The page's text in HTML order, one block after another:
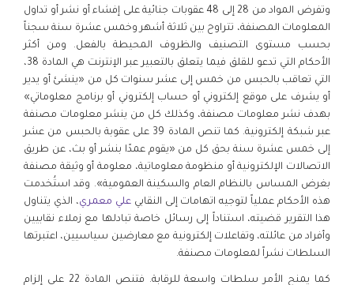
وتفرض المواد من 28 إلى 48 عقوبات جنائية على إفشاء أو نشر أو تداول
المعلومات المصنفة، تتراوح بين ثلاثة أشهر وخمس عشرة سنة سجناً
بحسب مستوى التصنيف والظروف المحيطة بالفعل. ومن أكثر
الأحكام التي تدعو للقلق فيما يتعلق بالتعبير عبر الإنترنت هي المادة 38،
التي تعاقب بالحبس من خمس إلى عشر سنوات كل من «ينشئ أو يدير
أو يشرف على موقع إلكتروني أو حساب إلكتروني أو برنامج معلوماتي»
بهدف نشر معلومات مصنفة، وكذلك كل من ينشر معلومات مصنفة
عبر شبكة إلكترونية. كما تنص المادة 39 على عقوبة بالحبس من عشر
إلى خمس عشرة سنة بحق كل من «يقوم عمدًا بنشر أو بث، عن طريق
الاتصالات الإلكترونية أو منظومة معلوماتية، معلومة أو وثيقة مصنفة
بغرض المساس بالنظام العام والسكينة العمومية». وقد استُخدمت
هذه الأحكام عملياً لتوجيه اتهامات إلى النقابيعلي معمري، الذي يتناول
هذا التقرير قضيته، استناداً إلى رسائل خاصة تبادلها مع زملاء نقابيين
وأفراد من عائلته، وتفاعلات إلكترونية مع معارضين سياسيين، اعتبرتها
السلطات نشراً لمعلومات مصنفة.
كما يمنح الأمر سلطات واسعة للرقابة. فتنص المادة 22 على إلزام